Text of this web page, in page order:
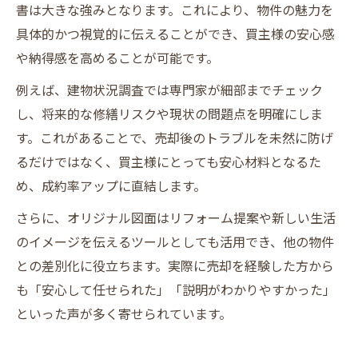
書は大きな強みとなります。これにより、物件の魅力を
具体的かつ視覚的に伝えることができ、買主様の安心感
や納得感を高めることが可能です。
例えば、建物状況調査では専門家が細部までチェック
し、将来的な修繕リスクや現状の問題点を明確にしま
す。これがあることで、売却後のトラブルを未然に防げ
るだけではなく、買主様にとっても安心材料となるた
め、成約率アップに直結します。
さらに、オリジナル図面はリフォーム提案や新しい生活
のイメージを伝えるツールとしても活用でき、他の物件
との差別化に役立ちます。実際に売却を経験した方から
も「安心して任せられた」「説明がわかりやすかった」
といった声が多く寄せられています。